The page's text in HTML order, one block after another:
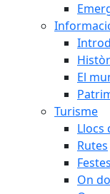
El
Turisme
Llocs
Rutes
On